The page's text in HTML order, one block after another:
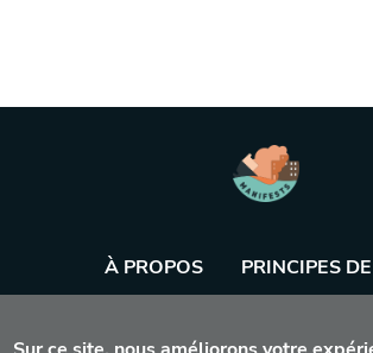
À PROPOS PRINCIPES
BASE DE DONNÉES AGENDA